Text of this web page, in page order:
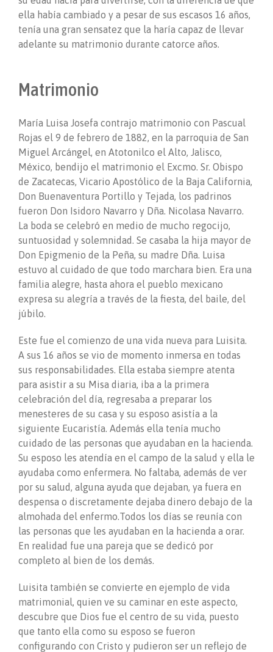
ella había cambiado y a pesar de sus escasos 16 años,
tenía una gran sensatez que la haría capaz de llevar
adelante su matrimonio durante catorce años.
Matrimonio
María Luisa Josefa contrajo matrimonio con Pascual
Rojas el 9 de febrero de 1882, en la parroquia de San
Miguel Arcángel, en Atotonilco el Alto, Jalisco,
México, bendijo el matrimonio el Excmo. Sr. Obispo
de Zacatecas, Vicario Apostólico de la Baja California,
Don Buenaventura Portillo y Tejada, los padrinos
fueron Don Isidoro Navarro y Dña. Nicolasa Navarro.
La boda se celebró en medio de mucho regocijo,
suntuosidad y solemnidad. Se casaba la hija mayor de
Don Epigmenio de la Peña, su madre Dña. Luisa
estuvo al cuidado de que todo marchara bien. Era una
familia alegre, hasta ahora el pueblo mexicano
expresa su alegría a través de la fiesta, del baile, del
júbilo.
Este fue el comienzo de una vida nueva para Luisita.
A sus 16 años se vio de momento inmersa en todas
sus responsabilidades. Ella estaba siempre atenta
para asistir a su Misa diaria, iba a la primera
celebración del día, regresaba a preparar los
menesteres de su casa y su esposo asistía a la
siguiente Eucaristía. Además ella tenía mucho
cuidado de las personas que ayudaban en la hacienda.
Su esposo les atendía en el campo de la salud y ella le
ayudaba como enfermera. No faltaba, además de ver
por su salud, alguna ayuda que dejaban, ya fuera en
despensa o discretamente dejaba dinero debajo de la
almohada del enfermo.Todos los días se reunía con
las personas que les ayudaban en la hacienda a orar.
En realidad fue una pareja que se dedicó por
completo al bien de los demás.
Luisita también se convierte en ejemplo de vida
matrimonial, quien ve su caminar en este aspecto,
descubre que Dios fue el centro de su vida, puesto
que tanto ella como su esposo se fueron
configurando con Cristo y pudieron ser un reflejo de